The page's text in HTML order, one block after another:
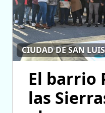
CIUDAD DE SAN LUIS
El barrio
las